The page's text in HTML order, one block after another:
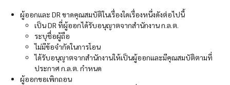
ผู้ออกและ DR ขาดคุณสมบัติในเรื่องใดเรื่องหนึ่งดังต่อไปนี้
เป็น DR ที่ผู้ออกได้รับอนุญาตจากสำนักงาน ก.ล.ต.
ระบุชื่อผู้ถือ
ไม่มีข้อจำกัดในการโอน
ได้รับอนุญาตจากสำนักงานให้เป็นผู้ออกและมีคุณสมบัติตามที่
ประกาศ ก.ล.ต. กำหนด
ผู้ออกขอเพิกถอน